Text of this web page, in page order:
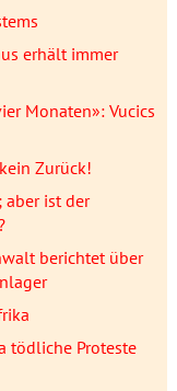
erhält immer
Monaten»: Vucics
Zurück!
aber ist der
berichtet über
tödliche Proteste